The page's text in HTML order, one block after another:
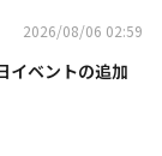
2026/08/06 02:59
イベントの追加